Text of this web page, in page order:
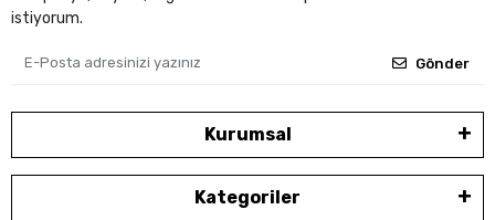
istiyorum.
Gönder
Kurumsal
Kategoriler